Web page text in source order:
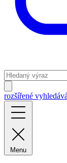
rozšířené
Menu